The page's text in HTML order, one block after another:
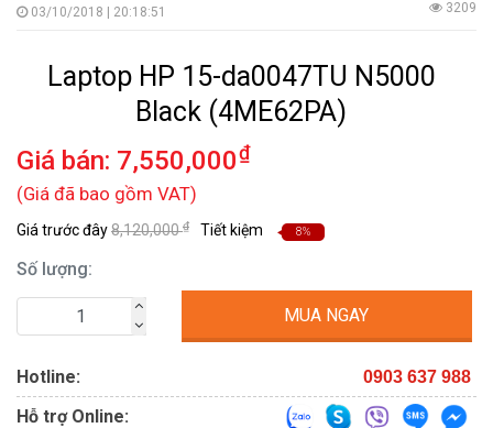
03/10/2018 | 20:18:51 3209
Laptop HP 15-da0047TU N5000
Black (4ME62PA)
Giá bán: 7,550,000₫
(Giá đã bao gồm VAT)
Giá trước đây8,120,000₫ Tiết kiệm 8%
Số lượng:
MUA NGAY
Hotline: 0903 637 988
Hỗ trợ Online: